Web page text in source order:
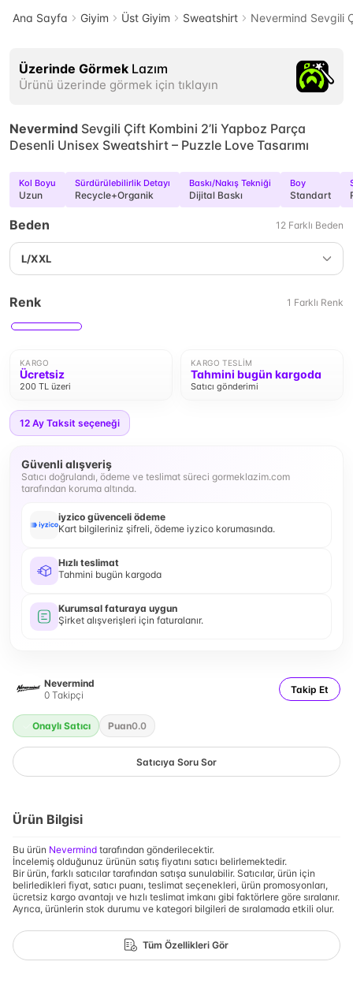
Ana Sayfa Giyim Üst Giyim Sweatshirt Nevermind Sevgili
Üzerinde Görmek Lazım
Ürünü üzerinde görmek için tıklayın
Nevermind Sevgili Çift Kombini 2’li Yapboz Parça
Desenli Unisex Sweatshirt – Puzzle Love Tasarımı
Kol Boyu
Uzun
Sürdürülebilirlik Detayı
Recycle+Organik
Baskı/Nakış Tekniği
Dijital Baskı
Boy
Standart
Beden 12 Farklı Beden
L/XXL
Renk 1 Farklı Renk
KARGO
Ücretsiz
200 TL üzeri
KARGO TESLIM
Tahmini bugün kargoda
Satıcı gönderimi
12 Ay Taksit seçeneği
Güvenli alışveriş
Satıcı doğrulandı, ödeme ve teslimat süreci gormeklazim.com
tarafından koruma altında.
iyzico güvenceli ödeme
Kart bilgileriniz şifreli, ödeme iyzico korumasında.
Hızlı teslimat
Tahmini bugün kargoda
Kurumsal faturaya uygun
Şirket alışverişleri için faturalanır.
Nevermind
0 Takipçi Takip Et
Onaylı Satıcı Puan0.0
Satıcıya Soru Sor
Ürün Bilgisi
Bu ürün Nevermind tarafından gönderilecektir.
İncelemiş olduğunuz ürünün satış fiyatını satıcı belirlemektedir.
Bir ürün, farklı satıcılar tarafından satışa sunulabilir. Satıcılar, ürün için
belirledikleri fiyat, satıcı puanı, teslimat seçenekleri, ürün promosyonları,
ücretsiz kargo avantajı ve hızlı teslimat imkanı gibi faktörlere göre sıralanır.
Ayrıca, ürünlerin stok durumu ve kategori bilgileri de sıralamada etkili olur.
Tüm Özellikleri Gör